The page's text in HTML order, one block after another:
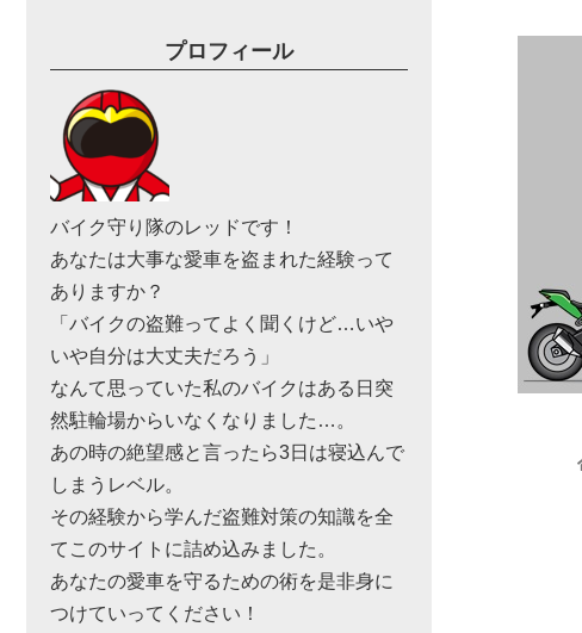
プロフィール
バイク守り隊のレッドです！
あなたは大事な愛車を盗まれた経験って
ありますか？
「バイクの盗難ってよく聞くけど…いや
いや自分は大丈夫だろう」
なんて思っていた私のバイクはある日突
然駐輪場からいなくなりました…。
あの時の絶望感と言ったら3日は寝込んで
しまうレベル。
その経験から学んだ盗難対策の知識を全
てこのサイトに詰め込みました。
あなたの愛車を守るための術を是非身に
つけていってください！